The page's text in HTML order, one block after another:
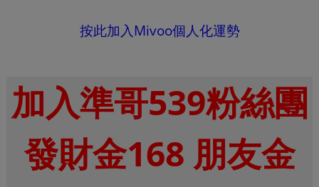
按此加入Mivoo個人化運勢
加入準哥539粉絲團
發財金168 朋友金